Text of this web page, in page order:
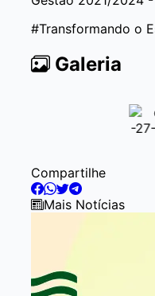
#Transformando o
Galeria
Item
1
of
Compartilhe
Mais Notícias